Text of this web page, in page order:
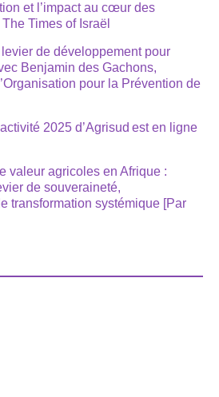
et l’impact au cœur des
Times of Israël
de développement pour
Benjamin des Gachons,
pour la Prévention de
2025 d’Agrisud est en ligne
valeur agricoles en Afrique :
de souveraineté,
transformation systémique [Par